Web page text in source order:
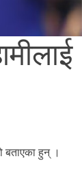
बताएका हुन् ।